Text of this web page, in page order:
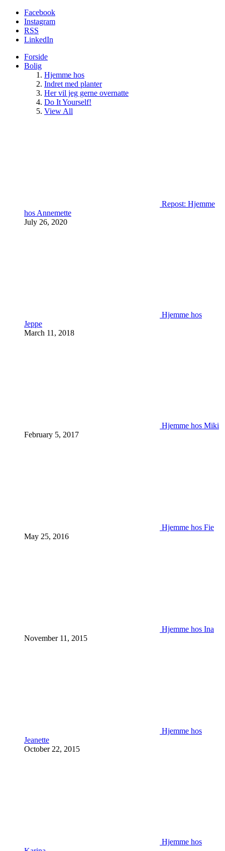
Facebook
Instagram
RSS
LinkedIn
Forside
Bolig
Hjemme hos
Indret med planter
Her vil jeg gerne overnatte
Do It Yourself!
View All
Repost: Hjemme
hos Annemette
July 26, 2020
Hjemme hos
Jeppe
March 11, 2018
Hjemme hos Miki
February 5, 2017
Hjemme hos Fie
May 25, 2016
Hjemme hos Ina
November 11, 2015
Hjemme hos
Jeanette
October 22, 2015
Hjemme hos